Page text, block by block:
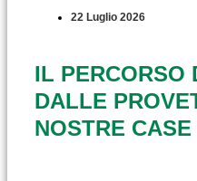
22 Luglio 2026
IL PERCORSO
DALLE
NOSTRE CASE